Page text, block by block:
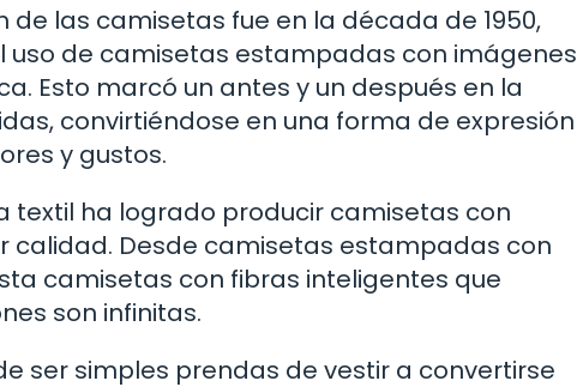
las camisetas fue en la década de 1950,
uso de camisetas estampadas con imágenes
Esto marcó un antes y un después en la
convirtiéndose en una forma de expresión
y gustos.
textil ha logrado producir camisetas con
calidad. Desde camisetas estampadas con
camisetas con fibras inteligentes que
son infinitas.
ser simples prendas de vestir a convertirse